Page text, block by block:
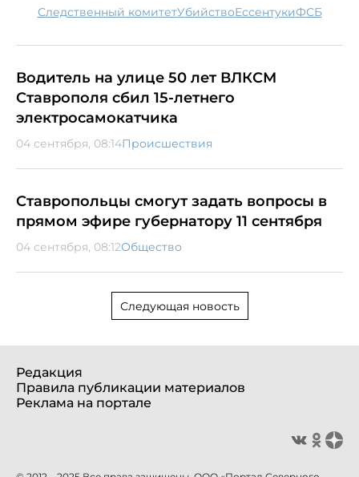
следственный комитет убийство Ессентуки ФСБ
Водитель на улице 50 лет ВЛКСМ
Ставрополя сбил 15-летнего
электросамокатчика
04 сентября, 08:14Происшествия
Ставропольцы смогут задать вопросы в
прямом эфире губернатору 11 сентября
04 сентября, 08:12Общество
Следующая новость
Редакция
Правила публикации материалов
Реклама на портале